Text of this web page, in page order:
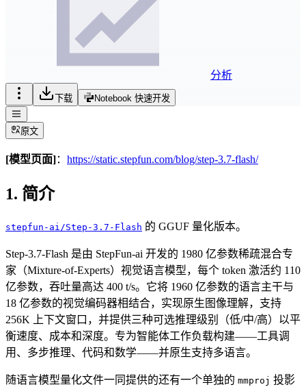
分析
下载 Notebook 快速开发
原文
[模型页面]： https://static.stepfun.com/blog/step-3.7-flash/
1. 简介
stepfun-ai/Step-3.7-Flash 的 GGUF 量化版本。
Step-3.7-Flash 是由 StepFun-ai 开发的 1980 亿参数稀疏混合专
家（Mixture-of-Experts）视觉语言模型，每个 token 激活约 110
亿参数，吞吐量高达 400 t/s。它将 1960 亿参数的语言主干与
18 亿参数的视觉编码器相结合，实现原生图像理解，支持
256K 上下文窗口，并提供三种可选推理级别（低/中/高）以平
衡速度、成本和深度。专为智能体工作负载构建——工具调
用、多步推理、代码和数学——并原生支持多语言。
随语言模型量化文件一同提供的还有一个单独的 mmproj 投影